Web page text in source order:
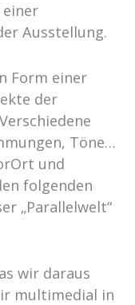
Ausstellung.
Form einer
der
Töne…
und
folgenden
„Parallelwelt“
wir daraus
multimedial in